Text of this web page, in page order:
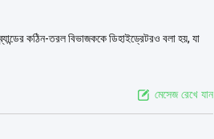
কঠিন-তরল বিভাজককে ডিহাইড্রেটরও বলা হয়, যা
মেসেজ রেখে যান